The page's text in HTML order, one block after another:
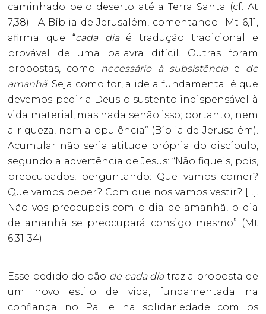
caminhado pelo deserto até a Terra Santa (cf. At
7,38). A Bíblia de Jerusalém, comentando Mt 6,11,
afirma que “cada diaé tradução tradicional e
provável de uma palavra difícil. Outras foram
propostas, como necessário à subsistência e de
amanhã. Seja como for, a ideia fundamental é que
devemos pedir a Deus o sustento indispensável à
vida material, mas nada senão isso; portanto, nem
a riqueza, nem a opulência” (Bíblia de Jerusalém).
Acumular não seria atitude própria do discípulo,
segundo a advertência de Jesus: “Não fiqueis, pois,
preocupados, perguntando: Que vamos comer?
Que vamos beber? Com que nos vamos vestir? [...].
Não vos preocupeis com o dia de amanhã, o dia
de amanhã se preocupará consigo mesmo” (Mt
6,31-34).
Esse pedido do pão de cada diatraz a proposta de
um novo estilo de vida, fundamentada na
confiança no Pai e na solidariedade com os